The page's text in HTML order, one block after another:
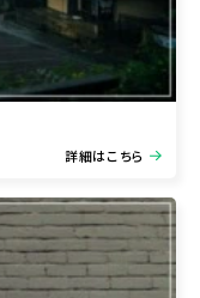
詳細はこちら